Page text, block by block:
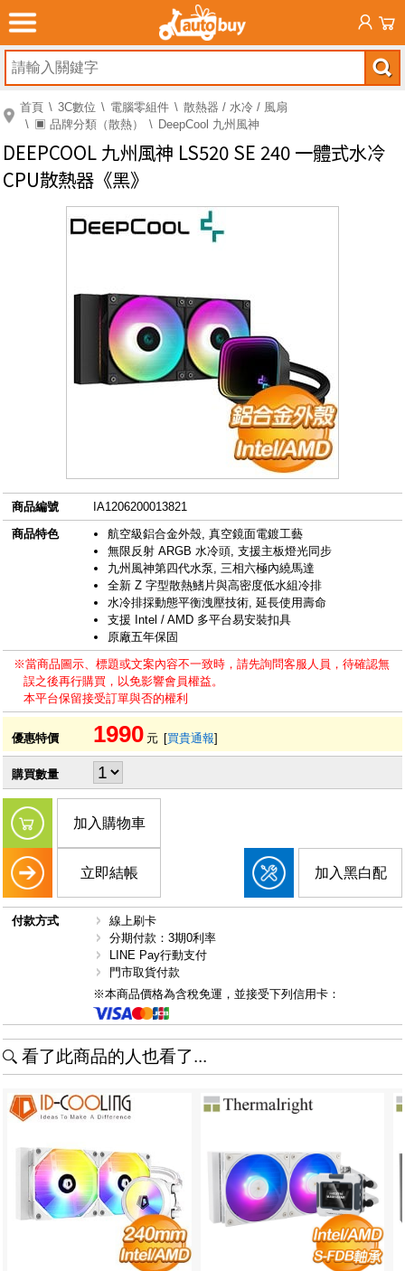
首頁 3C數位 電腦零組件
散熱器 / 水冷 / 風扇
▣ 品牌分類（散熱）
DeepCool 九州風神
DEEPCOOL 九州風神 LS520 SE 240 一體式水冷
CPU散熱器《黑》
商品編號
IA1206200013821
商品特色
航空級鋁合金外殼, 真空鏡面電鍍工藝
無限反射 ARGB 水冷頭, 支援主板燈光同步
九州風神第四代水泵, 三相六極內繞馬達
全新 Z 字型散熱鰭片與高密度低水組冷排
水冷排採動態平衡洩壓技術, 延長使用壽命
支援 Intel / AMD 多平台易安裝扣具
原廠五年保固
※當商品圖示、標題或文案內容不一致時，請先詢問客服人員，待確認無
誤之後再行購買，以免影響會員權益。
本平台保留接受訂單與否的權利
優惠特價 1990 元 [買貴通報]
購買數量
加入購物車
立即結帳 加入黑白配
付款方式
線上刷卡
分期付款：3期0利率
LINE Pay行動支付
門市取貨付款
※本商品價格為含稅免運，並接受下列信用卡：
看了此商品的人也看了...